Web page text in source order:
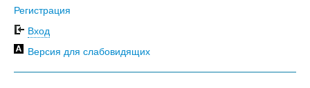
Регистрация
Вход
Версия для слабовидящих